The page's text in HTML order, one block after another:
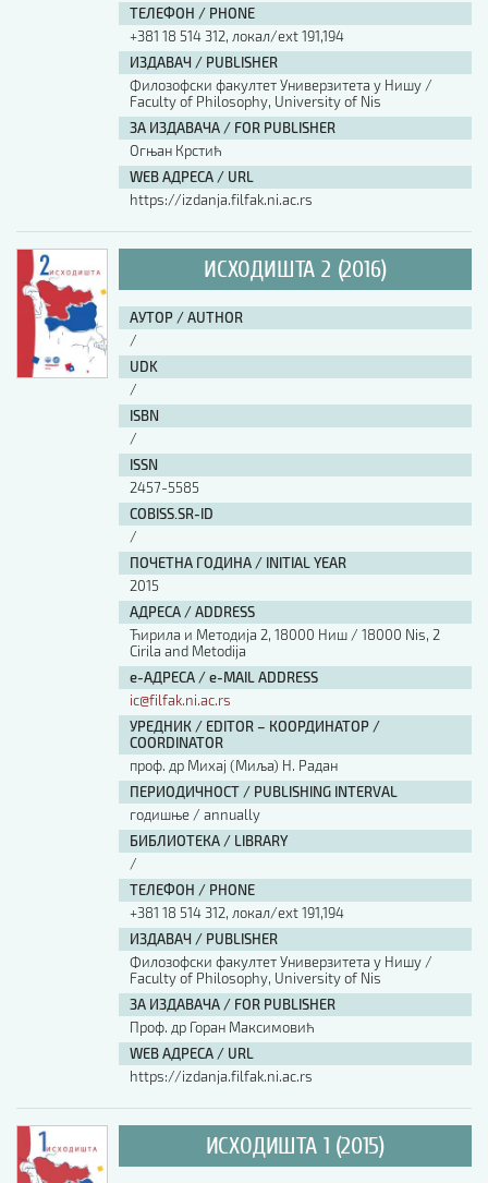
ТЕЛЕФОН / PHONE
+381 18 514 312, локал/ext 191,194
ИЗДАВАЧ / PUBLISHER
Филозофски факултет Универзитета у Нишу /
Faculty of Philosophy, University of Nis
ЗА ИЗДАВАЧА / FOR PUBLISHER
Огњан Крстић
WEB АДРЕСА / URL
https://izdanja.filfak.ni.ac.rs
ИСХОДИШТА 2 (2016)
АУТОР / AUTHOR
/
UDK
/
ISBN
/
ISSN
2457-5585
COBISS.SR-ID
/
ПОЧЕТНА ГОДИНА / INITIAL YEAR
2015
АДРЕСА / ADDRESS
Ћирила и Методија 2, 18000 Ниш / 18000 Nis, 2
Cirila and Metodija
е-АДРЕСА / e-MAIL ADDRESS
ic@filfak.ni.ac.rs
УРЕДНИК / EDITOR – КООРДИНАТОР /
COORDINATOR
проф. др Михај (Миља) Н. Радан
ПЕРИОДИЧНОСТ / PUBLISHING INTERVAL
годишње / annually
БИБЛИОТЕКА / LIBRARY
/
ТЕЛЕФОН / PHONE
+381 18 514 312, локал/ext 191,194
ИЗДАВАЧ / PUBLISHER
Филозофски факултет Универзитета у Нишу /
Faculty of Philosophy, University of Nis
ЗА ИЗДАВАЧА / FOR PUBLISHER
Проф. др Горан Максимовић
WEB АДРЕСА / URL
https://izdanja.filfak.ni.ac.rs
ИСХОДИШТА 1 (2015)